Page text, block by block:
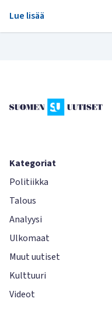
Lue lisää
Kategoriat
Politiikka
Talous
Analyysi
Ulkomaat
Muut uutiset
Kulttuuri
Videot